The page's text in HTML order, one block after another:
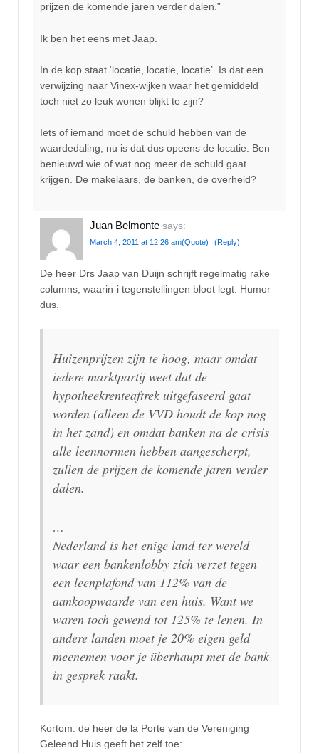
prijzen de komende jaren verder dalen.”
Ik ben het eens met Jaap.
In de kop staat ‘locatie, locatie, locatie’. Is dat een
verwijzing naar Vinex-wijken waar het gemiddeld
toch niet zo leuk wonen blijkt te zijn?
Iets of iemand moet de schuld hebben van de
waardedaling, nu is dat dus opeens de locatie. Ben
benieuwd wie of wat nog meer de schuld gaat
krijgen. De makelaars, de banken, de overheid?
Juan Belmonte says:
March 4, 2011 at 12:26 am(Quote) (Reply)
De heer Drs Jaap van Duijn schrijft regelmatig rake
columns, waarin-i tegenstellingen bloot legt. Humor
dus.
Huizenprijzen zijn te hoog, maar omdat
iedere marktpartij weet dat de
hypotheekrenteaftrek uitgefaseerd gaat
worden (alleen de VVD houdt de kop nog
in het zand) en omdat banken na de crisis
alle leennormen hebben aangescherpt,
zullen de prijzen de komende jaren verder
dalen.
…
Nederland is het enige land ter wereld
waar een bankenlobby zich verzet tegen
een leenplafond van 112% van de
aankoopwaarde van een huis. Want we
waren toch gewend tot 125% te lenen. In
andere landen moet je 20% eigen geld
meenemen voor je überhaupt met de bank
in gesprek raakt.
Kortom: de heer de la Porte van de Vereniging
Geleend Huis geeft het zelf toe: